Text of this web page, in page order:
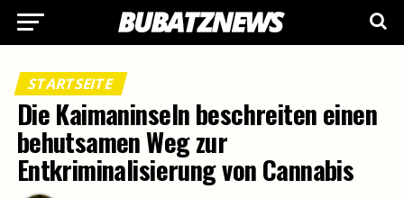
STARTSEITE
Die Kaimaninseln beschreiten einen
behutsamen Weg zur
Entkriminalisierung von Cannabis